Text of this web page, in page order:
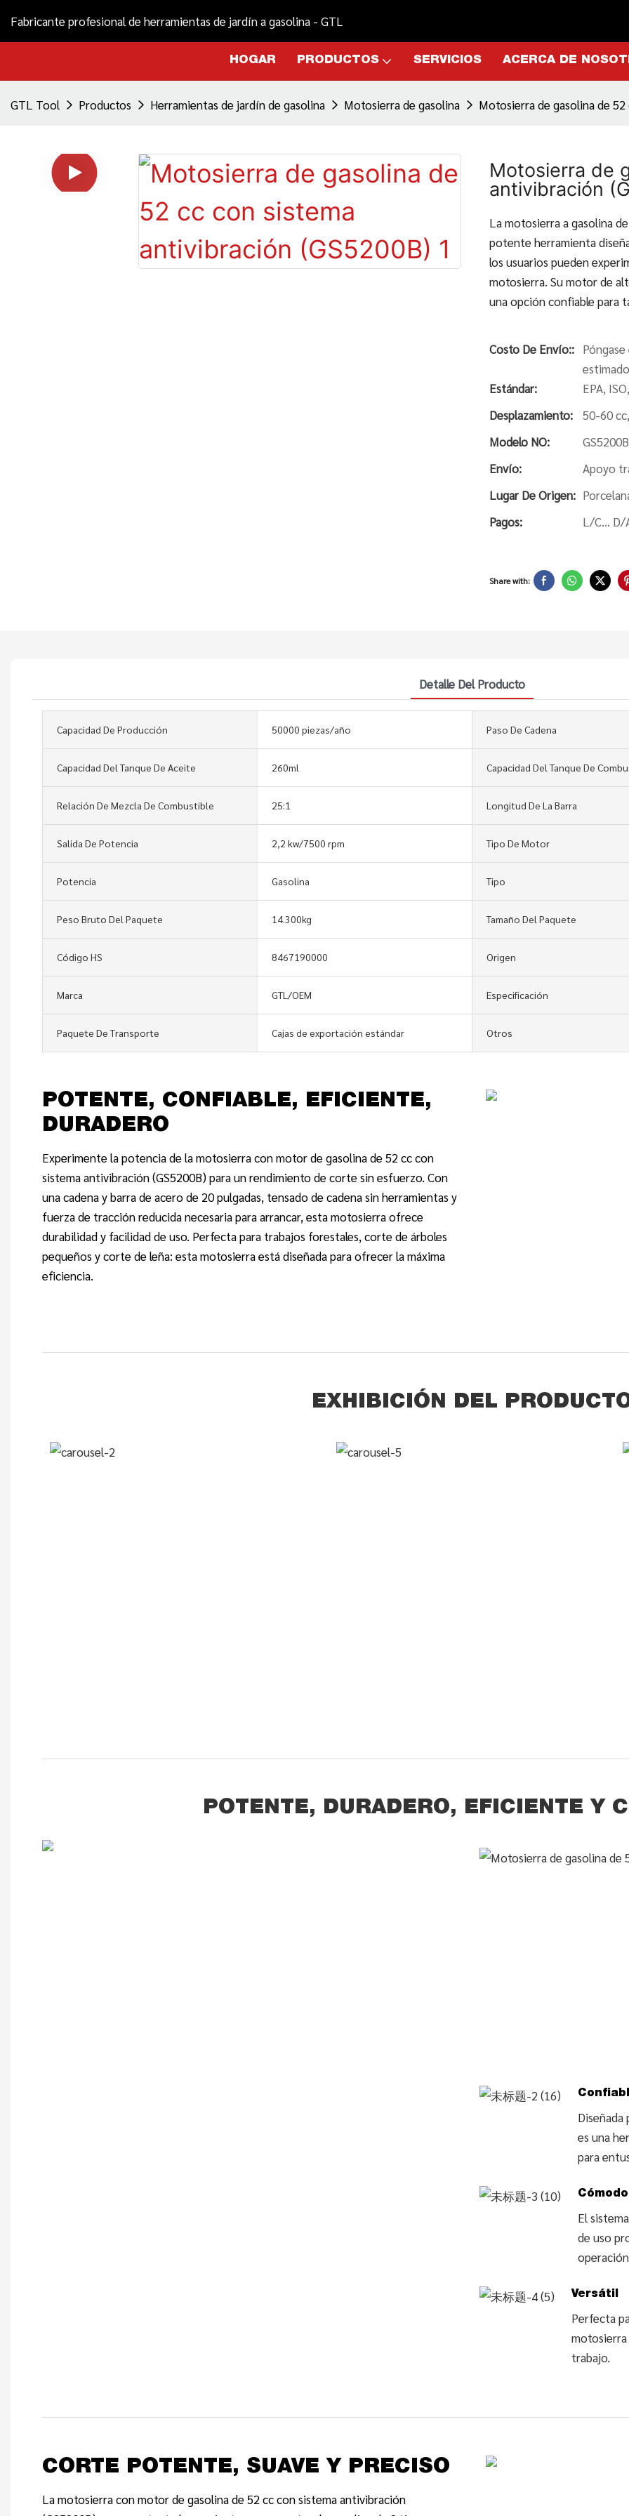
Fabricante profesional de herramientas de jardín a gasolina - GTL
HOGAR PRODUCTOS SERVICIOS ACERCA DE
GTL Tool Productos Herramientas de jardín de gasolina Motosierra de gasolina Motosierra de gasolina de
Motosierra de
antivibración
La motosierra a gasolina
potente herramienta
los usuarios pueden
motosierra. Su motor de
una opción confiable para
Costo De Envío::
Estándar:
EPA,
Desplazamiento:
50-60
Modelo NO:
GS5200B
Envío:
Apoyo
Lugar De Origen:
Pagos:
L/C... D/
Share with:
Detalle Del Producto
Capacidad De Producción 50000 piezas/año Paso De Cadena
Capacidad Del Tanque De Aceite 260ml Capacidad Del Tanque De
Relación De Mezcla De Combustible 25:1 Longitud De La Barra
Salida De Potencia 2,2 kw/7500 rpm Tipo De Motor
Potencia Gasolina Tipo
Peso Bruto Del Paquete 14.300kg Tamaño Del Paquete
Código HS 8467190000 Origen
Marca GTL/OEM Especificación
Paquete De Transporte Cajas de exportación estándar Otros
POTENTE, CONFIABLE, EFICIENTE,
DURADERO
Experimente la potencia de la motosierra con motor de gasolina de 52 cc con
sistema antivibración (GS5200B) para un rendimiento de corte sin esfuerzo. Con
una cadena y barra de acero de 20 pulgadas, tensado de cadena sin herramientas y
fuerza de tracción reducida necesaria para arrancar, esta motosierra ofrece
durabilidad y facilidad de uso. Perfecta para trabajos forestales, corte de árboles
pequeños y corte de leña: esta motosierra está diseñada para ofrecer la máxima
eficiencia.
EXHIBICIÓN DEL
POTENTE, DURADERO, EFICIENTE Y
es una
para
Cómodo
El
de uso
Versátil
Perfecta
motosierra
trabajo.
CORTE POTENTE, SUAVE Y PRECISO
La motosierra con motor de gasolina de 52 cc con sistema antivibración